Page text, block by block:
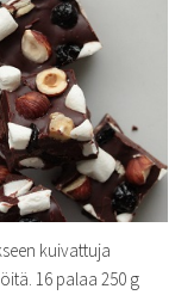
kuivattuja
16 palaa 250 g